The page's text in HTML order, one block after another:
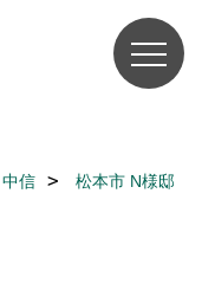
中信 松本市 N様邸